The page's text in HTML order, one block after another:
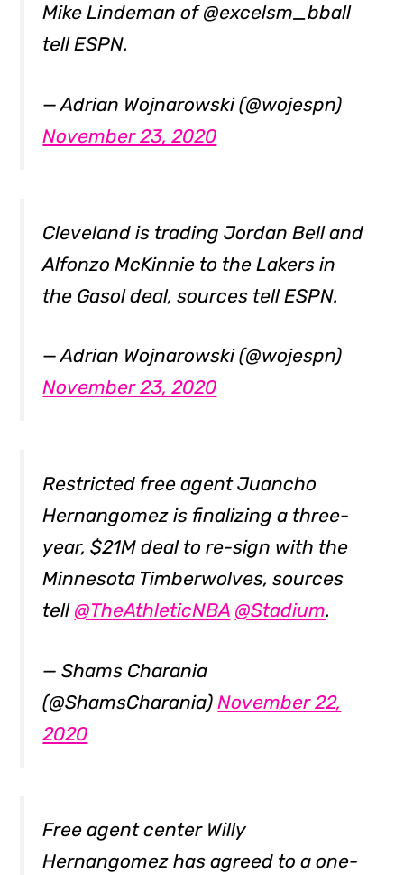
Mike Lindeman of @excelsm_bball
tell ESPN.
— Adrian Wojnarowski (@wojespn)
November 23, 2020
Cleveland is trading Jordan Bell and
Alfonzo McKinnie to the Lakers in
the Gasol deal, sources tell ESPN.
— Adrian Wojnarowski (@wojespn)
November 23, 2020
Restricted free agent Juancho
Hernangomez is finalizing a three-
year, $21M deal to re-sign with the
Minnesota Timberwolves, sources
tell @TheAthleticNBA @Stadium.
— Shams Charania
(@ShamsCharania)November 22,
2020
Free agent center Willy
Hernangomez has agreed to a one-